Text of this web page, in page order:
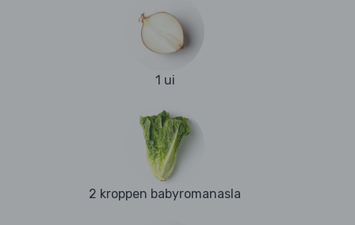
1 ui
2 kroppen babyromanasla